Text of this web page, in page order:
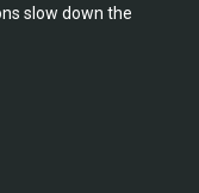
slow down the